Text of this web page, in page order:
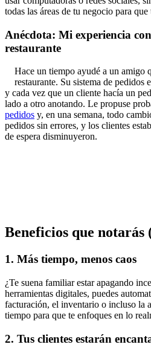
todas las áreas de tu negocio para
Anécdota: Mi experiencia
restaurante
Hace un tiempo ayudé a un amigo
restaurante. Su sistema de pedidos
y cada vez que un cliente hacía un
lado a otro anotando. Le propuse
pedidos y, en una semana, todo
pedidos sin errores, y los clientes
de espera disminuyeron.
Beneficios que notarás
1. Más tiempo, menos caos
¿Te suena familiar estar apagando
herramientas digitales, puedes
facturación, el inventario o incluso la
tiempo para que te enfoques en lo
2. Tus clientes estarán